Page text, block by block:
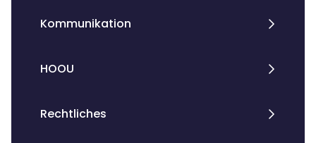
Kommunikation
HOOU
Rechtliches